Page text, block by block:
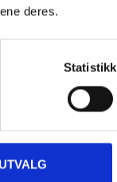
deres.
Statistikk